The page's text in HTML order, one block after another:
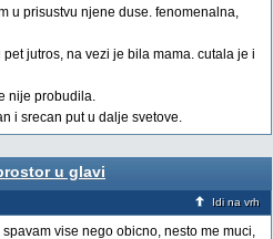
u prisustvu njene duse. fenomenalna,
jutros, na vezi je bila mama. cutala je i
nije probudila.
i srecan put u dalje svetove.
u glavi
Idi na vrh
vise nego obicno, nesto me muci,